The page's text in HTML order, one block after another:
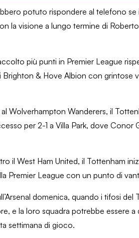
potuto rispondere al telefono
la visione a lungo termine di
più punti in Premier League
Brighton & Hove Albion con grintose
Wolverhampton Wanderers, il
per 2-1 a Villa Park, dove Conor
il West Ham United, il Tottenham
Premier League con un punto di
domenica, quando i tifosi
e la loro squadra potrebbe essere
settimana di gioco.